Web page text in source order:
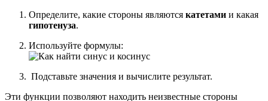
Определите, какие стороны являются катетами и какая
гипотенуза.
Используйте формулы:
Подставьте значения и вычислите результат.
Эти функции позволяют находить неизвестные стороны